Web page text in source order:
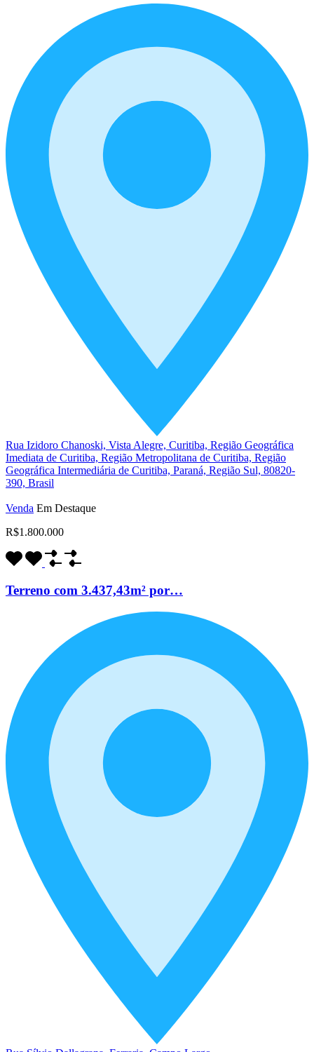
Rua Izidoro Chanoski, Vista Alegre, Curitiba, Região Geográfica
Imediata de Curitiba, Região Metropolitana de Curitiba, Região
Geográfica Intermediária de Curitiba, Paraná, Região Sul, 80820-
390, Brasil
Venda Em Destaque
R$1.800.000
Terreno com 3.437,43m² por…